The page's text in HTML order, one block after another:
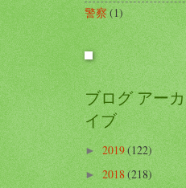
警察 (1)
ブログ アーカ
イブ
►2019(122)
► 2018(218)